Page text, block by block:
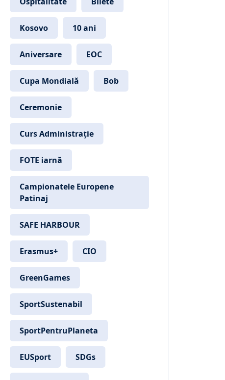
Kosovo 10 ani
Aniversare EOC
Cupa Mondială Bob
Ceremonie
Curs Administrație
FOTE iarnă
Campionatele Europene
Patinaj
SAFE HARBOUR
Erasmus+ CIO
GreenGames
SportSustenabil
SportPentruPlaneta
EUSport SDGs